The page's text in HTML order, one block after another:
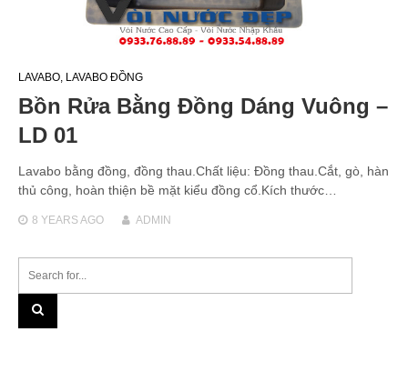
LAVABO, LAVABO ĐỒNG
Bồn Rửa Bằng Đồng Dáng Vuông –
LD 01
Lavabo bằng đồng, đồng thau.Chất liệu: Đồng thau.Cắt, gò, hàn
thủ công, hoàn thiện bề mặt kiểu đồng cổ.Kích thước…
8 YEARSAGO ADMIN